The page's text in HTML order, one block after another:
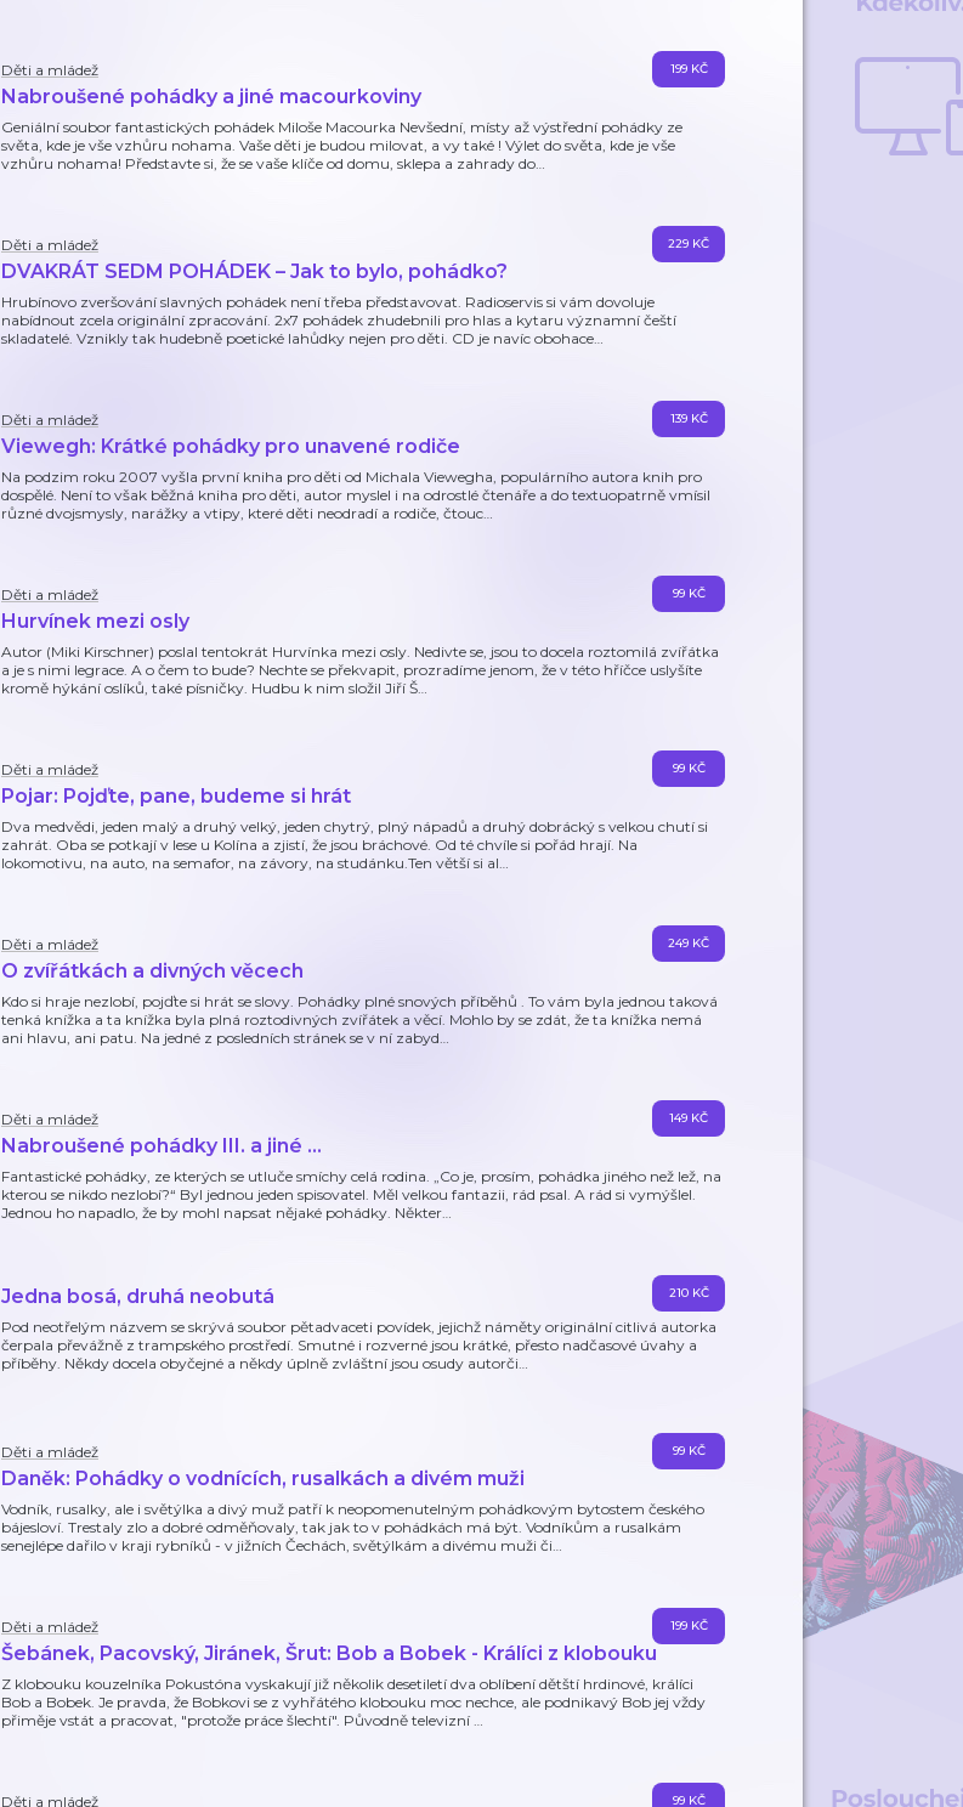
Děti a mládež
Nabroušené pohádky a jiné macourkoviny
Geniální soubor fantastických pohádek Miloše Macourka Nevšední, místy až výstřední pohádky ze
světa, kde je vše vzhůru nohama. Vaše děti je budou milovat, a vy také ! Výlet do světa, kde je vše
vzhůru nohama! Představte si, že se vaše klíče od domu, sklepa a zahrady do…
199 KČ
Děti a mládež
DVAKRÁT SEDM POHÁDEK – Jak to bylo, pohádko?
Hrubínovo zveršování slavných pohádek není třeba představovat. Radioservis si vám dovoluje
nabídnout zcela originální zpracování. 2x7 pohádek zhudebnili pro hlas a kytaru významní čeští
skladatelé. Vznikly tak hudebně poetické lahůdky nejen pro děti. CD je navíc obohace…
229 KČ
Děti a mládež
Viewegh: Krátké pohádky pro unavené rodiče
Na podzim roku 2007 vyšla první kniha pro děti od Michala Viewegha, populárního autora knih pro
dospělé. Není to však běžná kniha pro děti, autor myslel i na odrostlé čtenáře a do textuopatrně vmísil
různé dvojsmysly, narážky a vtipy, které děti neodradí a rodiče, čtouc…
139 KČ
Děti a mládež
Hurvínek mezi osly
Autor (Miki Kirschner) poslal tentokrát Hurvínka mezi osly. Nedivte se, jsou to docela roztomilá zvířátka
a je s nimi legrace. A o čem to bude? Nechte se překvapit, prozradíme jenom, že v této hříčce uslyšíte
kromě hýkání oslíků, také písničky. Hudbu k nim složil Jiří Š…
99 KČ
Děti a mládež
Pojar: Pojďte, pane, budeme si hrát
Dva medvědi, jeden malý a druhý velký, jeden chytrý, plný nápadů a druhý dobrácký s velkou chutí si
zahrát. Oba se potkají v lese u Kolína a zjistí, že jsou bráchové. Od té chvíle si pořád hrají. Na
lokomotivu, na auto, na semafor, na závory, na studánku.Ten větší si al…
99 KČ
Děti a mládež
O zvířátkách a divných věcech
Kdo si hraje nezlobí, pojďte si hrát se slovy. Pohádky plné snových příběhů . To vám byla jednou taková
tenká knížka a ta knížka byla plná roztodivných zvířátek a věcí. Mohlo by se zdát, že ta knížka nemá
ani hlavu, ani patu. Na jedné z posledních stránek se v ní zabyd…
249 KČ
Děti a mládež
Nabroušené pohádky III. a jiné …
Fantastické pohádky, ze kterých se utluče smíchy celá rodina. „Co je, prosím, pohádka jiného než lež, na
kterou se nikdo nezlobí?“ Byl jednou jeden spisovatel. Měl velkou fantazii, rád psal. A rád si vymýšlel.
Jednou ho napadlo, že by mohl napsat nějaké pohádky. Někter…
149 KČ
Jedna bosá, druhá neobutá
Pod neotřelým názvem se skrývá soubor pětadvaceti povídek, jejichž náměty originální citlivá autorka
čerpala převážně z trampského prostředí. Smutné i rozverné jsou krátké, přesto nadčasové úvahy a
příběhy. Někdy docela obyčejné a někdy úplně zvláštní jsou osudy autorči…
210 KČ
Děti a mládež
Daněk: Pohádky o vodnících, rusalkách a divém muži
Vodník, rusalky, ale i světýlka a divý muž patří k neopomenutelným pohádkovým bytostem českého
bájesloví. Trestaly zlo a dobré odměňovaly, tak jak to v pohádkách má být. Vodníkům a rusalkám
senejlépe dařilo v kraji rybníků - v jižních Čechách, světýlkám a divému muži či…
99 KČ
Děti a mládež
Šebánek, Pacovský, Jiránek, Šrut: Bob a Bobek - Králíci z klobouku
Z klobouku kouzelníka Pokustóna vyskakují již několik desetiletí dva oblíbení dětští hrdinové, králíci
Bob a Bobek. Je pravda, že Bobkovi se z vyhřátého klobouku moc nechce, ale podnikavý Bob jej vždy
přiměje vstát a pracovat, "protože práce šlechtí". Původně televizní …
199 KČ
Děti a mládež 99 KČ